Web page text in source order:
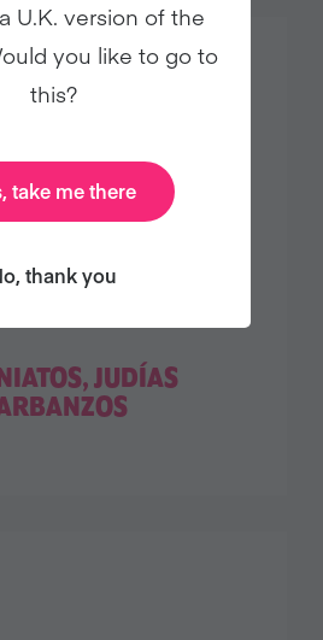
JUDÍAS
U.K. version of the
you like to go to
this?
take me there
thank you